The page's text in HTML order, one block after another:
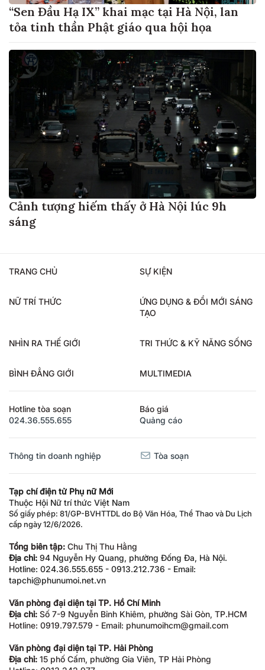
“Sen Đầu Hạ IX” khai mạc tại Hà Nội, lan
tỏa tinh thần Phật giáo qua hội họa
Cảnh tượng hiếm thấy ở Hà Nội lúc 9h
sáng
TRANG CHỦ SỰ KIỆN
NỮ TRÍ THỨC
ỨNG DỤNG & ĐỔI MỚI SÁNG
TẠO
NHÌN RA THẾ GIỚI TRI THỨC & KỸ NĂNG SỐNG
BÌNH ĐẲNG GIỚI MULTIMEDIA
Hotline tòa soạn
024.36.555.655
Báo giá
Quảng cáo
Thông tin doanh nghiệp Tòa soạn
Tạp chí điện tử Phụ nữ Mới
Thuộc Hội Nữ trí thức Việt Nam
Số giấy phép: 81/GP-BVHTTDL do Bộ Văn Hóa, Thể Thao và Du Lịch
cấp ngày 12/6/2026.
Tổng biên tập: Chu Thị Thu Hằng
Địa chỉ: 94 Nguyễn Hy Quang, phường Đống Đa, Hà Nội.
Hotline: 024.36.555.655 - 0913.212.736 - Email:
tapchi@phunumoi.net.vn
Văn phòng đại diện tại TP. Hồ Chí Minh
Địa chỉ: Số 7-9 Nguyễn Bỉnh Khiêm, phường Sài Gòn, TP.HCM
Hotline: 0919.797.579 - Email: phunumoihcm@gmail.com
Văn phòng đại diện tại TP. Hải Phòng
Địa chỉ: 15 phố Cấm, phường Gia Viên, TP Hải Phòng